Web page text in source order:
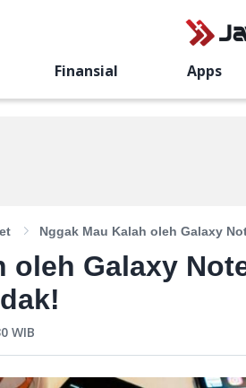
Finansial Apps
Nggak Mau Kalah oleh Galaxy
oleh Galaxy
WIB